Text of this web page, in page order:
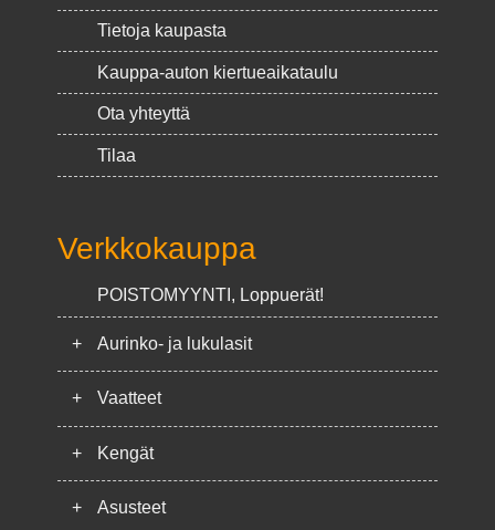
Tietoja kaupasta
Kauppa-auton kiertueaikataulu
Ota yhteyttä
Tilaa
Verkkokauppa
POISTOMYYNTI, Loppuerät!
+ Aurinko- ja lukulasit
+ Vaatteet
+ Kengät
+ Asusteet